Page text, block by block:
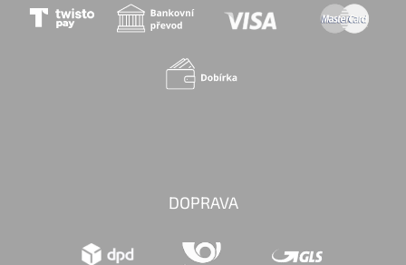
DOPRAVA